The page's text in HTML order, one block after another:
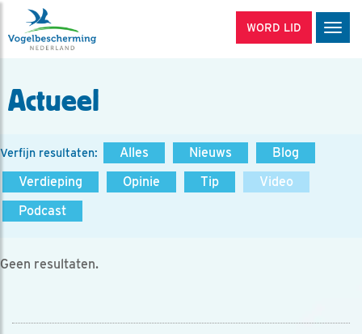
WORD LID
Actueel
Verfijn resultaten: Alles Nieuws
Blog
Verdieping
Opinie Tip
Video
Podcast
Geen resultaten.